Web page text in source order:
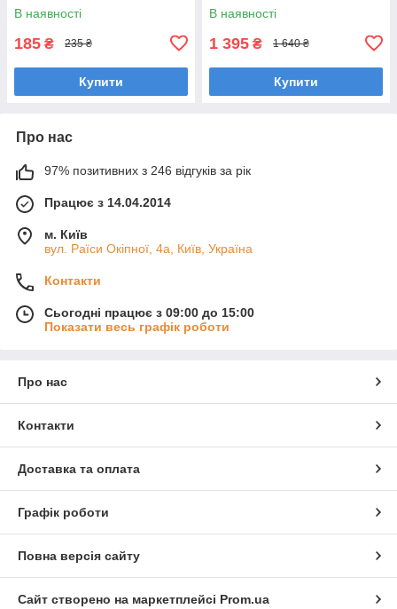
В наявності
185 ₴ 235 ₴
Купити
В наявності
1 395 ₴ 1 640 ₴
Купити
Про нас
97% позитивних з 246 відгуків за рік
Працює з 14.04.2014
м. Київ
вул. Раїси Окіпної, 4а, Київ, Україна
Контакти
Сьогодні працює з 09:00 до 15:00
Показати весь графік роботи
Про нас
Контакти
Доставка та оплата
Графік роботи
Повна версія сайту
Сайт створено на маркетплейсі Prom.ua